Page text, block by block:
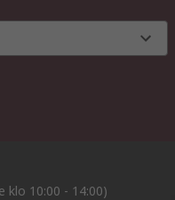
klo 10:00 - 14:00)